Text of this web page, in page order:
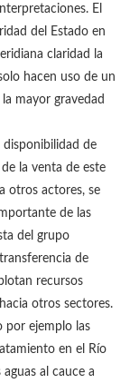
El
del Estado en
claridad la
hacen uso de un
mayor gravedad
de
la venta de este
otros actores, se
de las
del grupo
de
recursos
otros sectores.
por ejemplo las
en el Río
al cauce a